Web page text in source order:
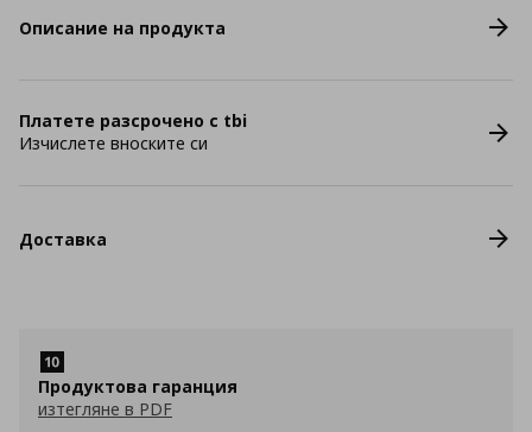
Описание на продукта
Платете разсрочено с tbi
Изчислете вноските си
Доставка
Продуктова гаранция
изтегляне в PDF